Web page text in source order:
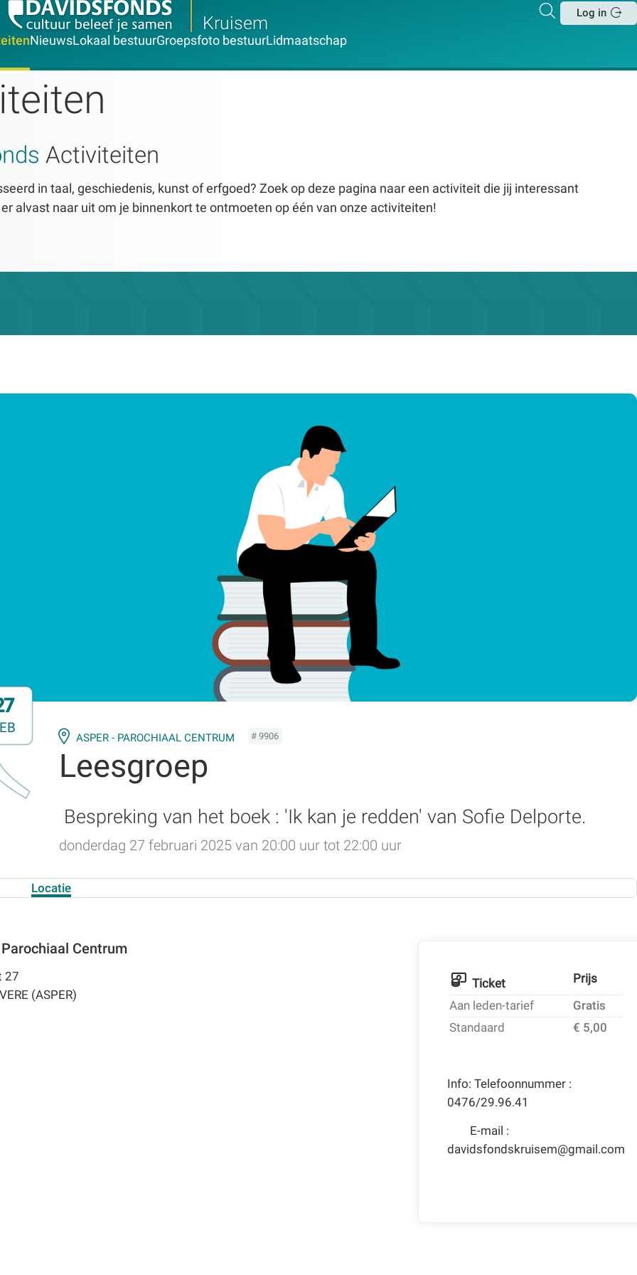
Kruisem
Zoeken
Log in
NieuwsLokaal bestuurGroepsfoto bestuurLidmaatschap
Activiteiten
in taal, geschiedenis, kunst of erfgoed? Zoek op deze pagina naar een activiteit die jij interessant
alvast naar uit om je binnenkort te ontmoeten op één van onze activiteiten!
ASPER - PAROCHIAAL CENTRUM # 9906
Leesgroep
Bespreking van het boek : 'Ik kan je redden' van Sofie Delporte.
donderdag 27 februari 2025 van 20:00 uur tot 22:00 uur
Locatie
Centrum
27
(ASPER)
Ticket
Prijs
Aan leden-tarief
Gratis
Standaard
€ 5,00
Info: Telefoonnummer :
0476/29.96.41
E-mail :
davidsfondskruisem@gmail.com